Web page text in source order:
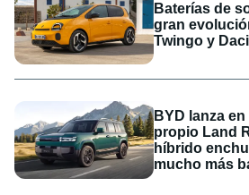
Baterías de
gran
Twingo y
BYD lanza
propio Land
híbrido
mucho más